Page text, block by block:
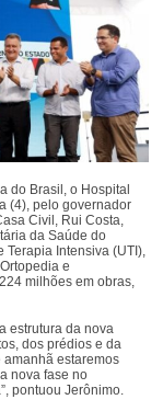
do Brasil, o Hospital
(4), pelo governador
Civil, Rui Costa,
da Saúde do
Terapia Intensiva (UTI),
e
milhões em obras,
estrutura da nova
dos prédios e da
amanhã estaremos
nova fase no
pontuou Jerônimo.